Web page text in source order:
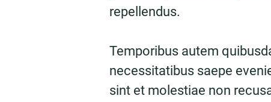
repellendus.
Temporibus autem
necessitatibus saepe
sint et molestiae non